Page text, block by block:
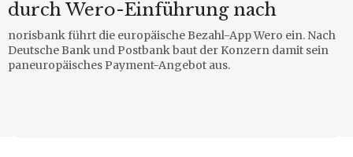
durch Wero-Einführung nach
norisbank führt die europäische Bezahl-App Wero ein. Nach
Deutsche Bank und Postbank baut der Konzern damit sein
paneuropäisches Payment-Angebot aus.